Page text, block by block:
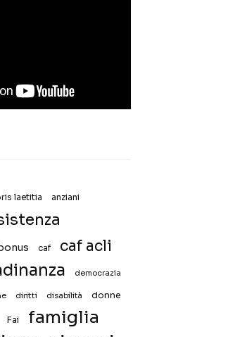
laetitia anziani
caf caf acli
democrazia
diritti disabilità donne
Fai famiglia